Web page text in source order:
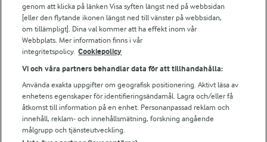
Följ oss
genom att klicka på länken Visa syften längst ned på webbsidan
[eller den flytande ikonen längst ned till vänster på webbsidan,
om tillämpligt]. Dina val kommer att ha effekt inom vår
Webbplats. Mer information finns i vår
integritetspolicy. Cookiepolicy
Vi och våra partners behandlar data för att tillhandahålla:
Använda exakta uppgifter om geografisk positionering. Aktivt läsa av
enhetens egenskaper för identifieringsändamål. Lagra och/eller få
åtkomst till information på en enhet. Personanpassad reklam och
innehåll, reklam- och innehållsmätning, forskning angående
målgrupp och tjänsteutveckling.